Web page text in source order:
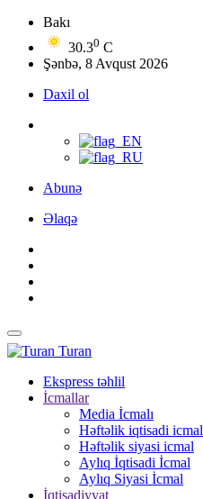
Bakı
30.30 C
Şənbə, 8 Avqust 2026
Daxil ol
Abunə
Əlaqə
Turan
Ekspress təhlil
İcmallar
Media İcmalı
Həftəlik iqtisadi icmal
Həftəlik siyasi icmal
Aylıq İqtisadi İcmal
Aylıq Siyasi İcmal
İqtisadiyyat